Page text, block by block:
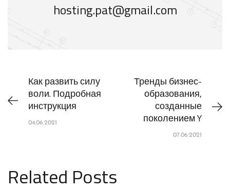
hosting.pat@gmail.com
Как развить силу
воли. Подробная
инструкция
04.06.2021
Тренды бизнес-
образования,
созданные
поколением Y
07.06.2021
Related Posts